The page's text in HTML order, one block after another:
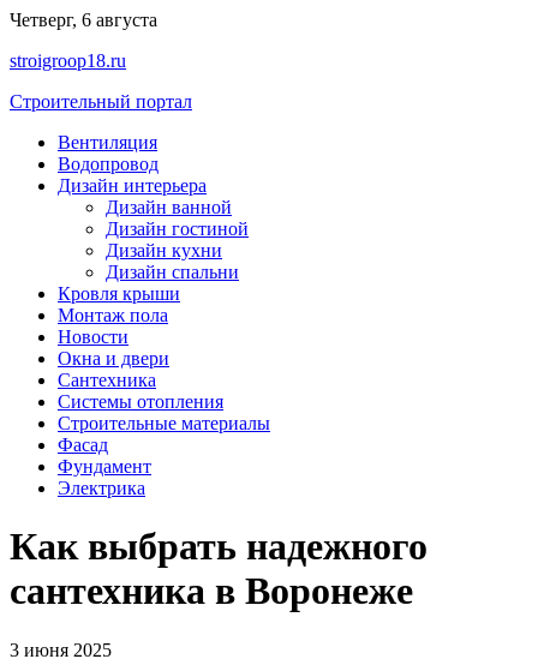
Перейти
содержимому
Четверг, 6 августа
stroigroop18.ru
Строительный портал
Вентиляция
Водопровод
Дизайн интерьера
Дизайн ванной
Дизайн гостиной
Дизайн кухни
Дизайн спальни
Кровля крыши
Монтаж пола
Новости
Окна и двери
Сантехника
Системы отопления
Строительные материалы
Фасад
Фундамент
Электрика
Как выбрать надежного
сантехника в Воронеже
3 июня 2025